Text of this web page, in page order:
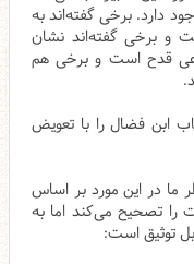
دارد. برخی گفته‌اند به
و برخی گفته‌اند نشان
قدح است و برخی هم
ابن فضال را با تعویض
ما در این مورد بر اساس
را تصحیح می‌کند اما به
توثیق است: